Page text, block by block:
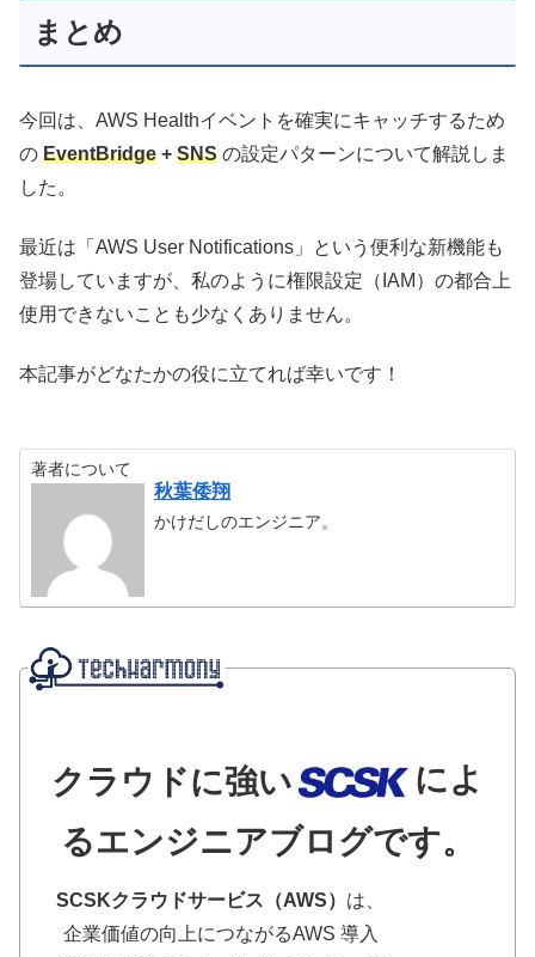
まとめ
今回は、AWS Healthイベントを確実にキャッチするため
の EventBridge + SNS の設定パターンについて解説しま
した。
最近は「AWS User Notifications」という便利な新機能も
登場していますが、私のように権限設定（IAM）の都合上
使用できないことも少なくありません。
本記事がどなたかの役に立てれば幸いです！
著者について
秋葉倭翔
かけだしのエンジニア。
クラウドに強い
によ
るエンジニアブログです。
SCSKクラウドサービス（AWS） は、
企業価値の向上につながるAWS 導入